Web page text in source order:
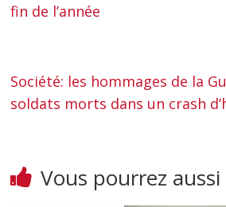
fin de l’année
Société: les hommages de la
soldats morts dans un crash
Vous pourrez